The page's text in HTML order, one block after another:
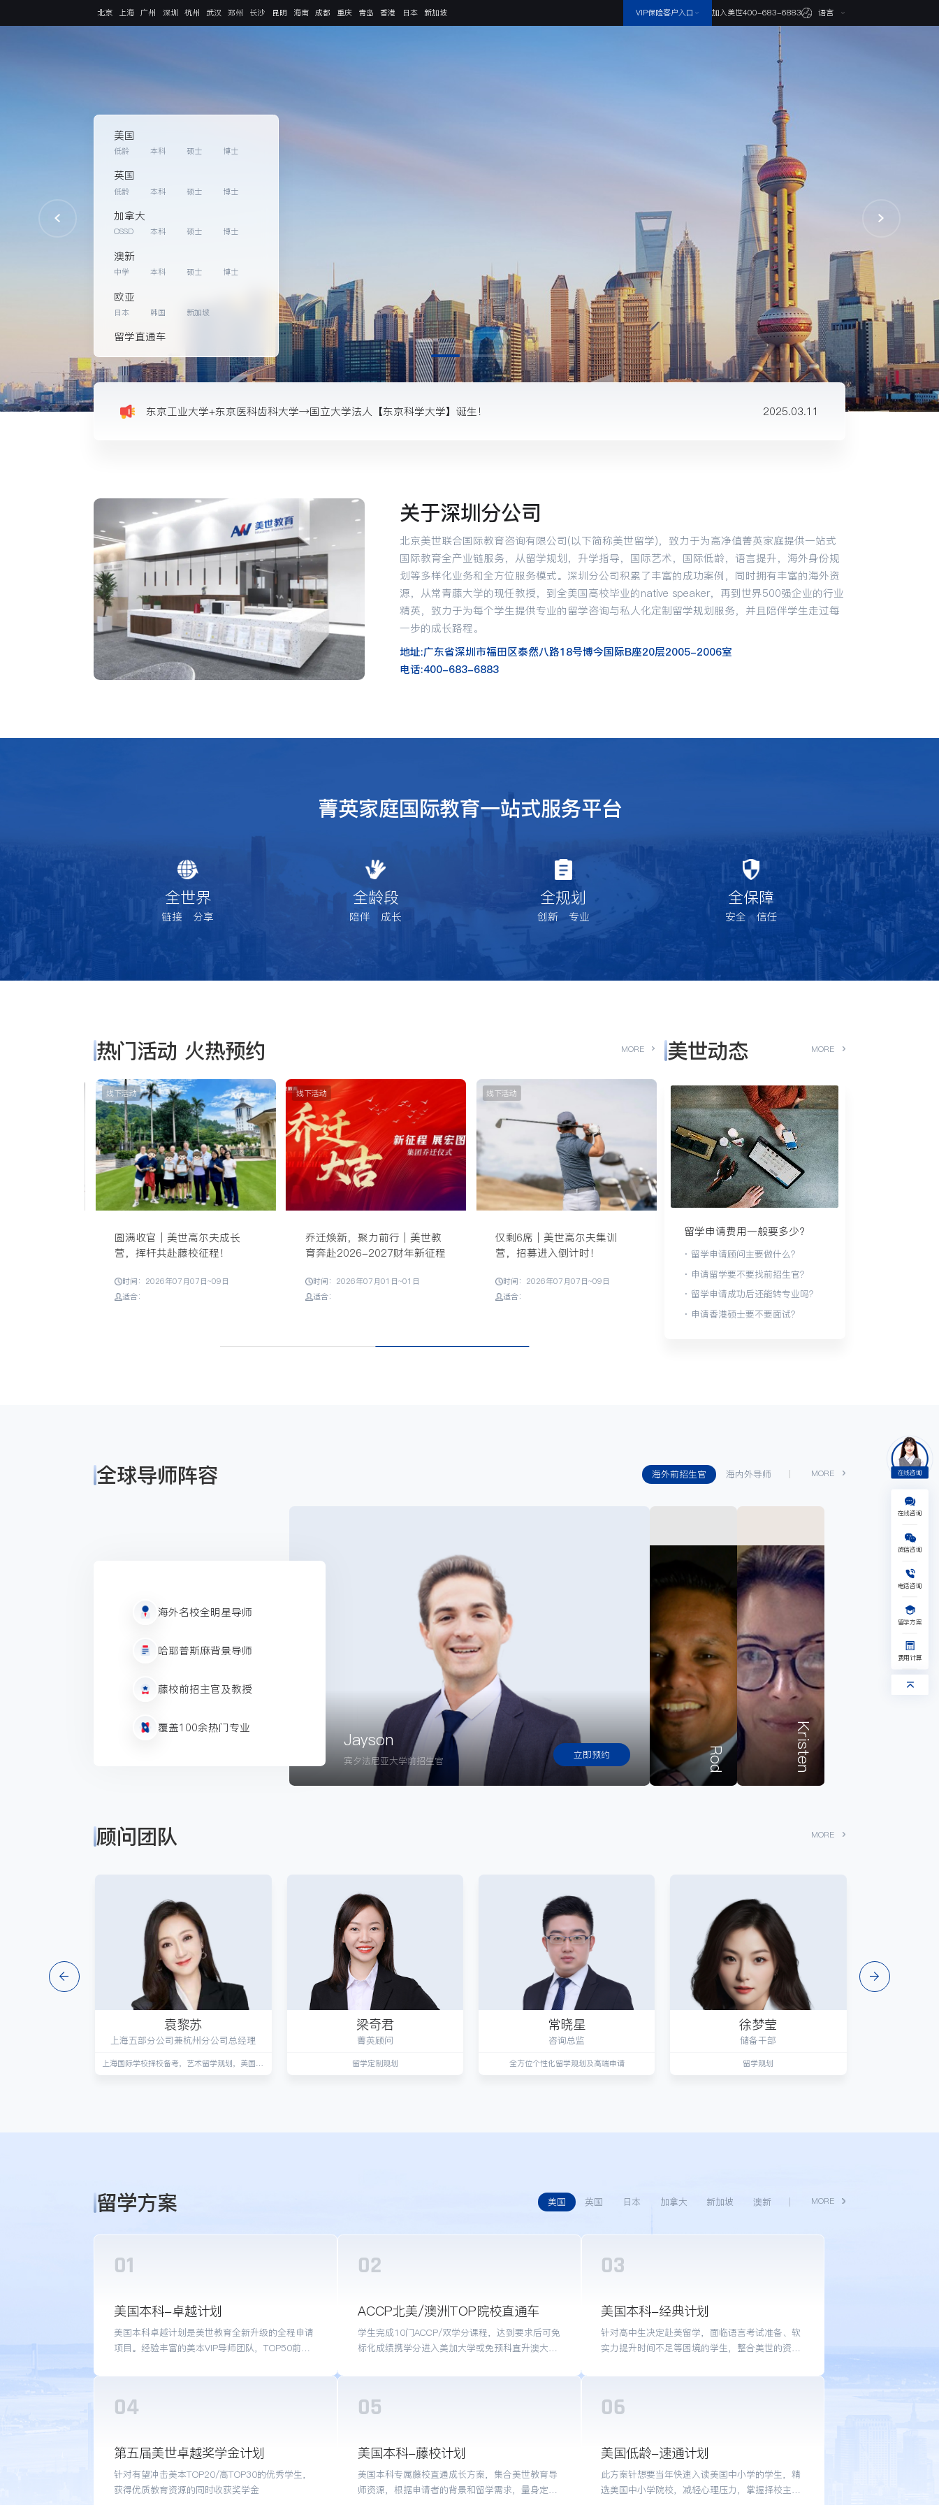
北京 上海 广州 深圳 杭州 武汉 郑州 长沙 昆明 海南 成都 重庆 青岛 香港 日本 新加坡 VIP保险客户入口 加入美世400-683-6883 语言
美国
低龄 本科 硕士 博士
英国
低龄 本科 硕士 博士
加拿大
OSSD 本科 硕士 博士
澳新
中学 本科 硕士 博士
欧亚
日本 韩国 新加坡
留学直通车托福、GRE家考要求更新，持身份证就可报考，全天24小时可选！ 2025.03.17
惨！中考646分准备失学…美世2022国际学校招生会，为孩子拼一个未来！ 2025.03.17
东京工业大学+东京医科齿科大学→国立大学法人【东京科学大学】诞生！ 2025.03.11
哪些美国名校11月1日申请截止？把握住最好时机，“早早下车”！
托福、GRE家考要求更新，持身份证就可报考，全天24小时可选！ 2025.03.17
惨！中考646分准备失学…美世2022国际学校招生会，为孩子拼一个未来！ 2025.03.17
关于深圳分公司
北京美世联合国际教育咨询有限公司(以下简称美世留学)，致力于为高净值菁英家庭提供一站式
国际教育全产业链服务，从留学规划，升学指导，国际艺术，国际低龄，语言提升，海外身份规
划等多样化业务和全方位服务模式。深圳分公司积累了丰富的成功案例，同时拥有丰富的海外资
源，从常青藤大学的现任教授，到全美国高校毕业的native speaker，再到世界500强企业的行业
精英，致力于为每个学生提供专业的留学咨询与私人化定制留学规划服务，并且陪伴学生走过每
一步的成长路程。
地址:广东省深圳市福田区泰然八路18号博今国际B座20层2005-2006室
电话:400-683-6883
菁英家庭国际教育一站式服务平台
全世界
链接 分享
全龄段
陪伴 成长
全规划
创新 专业
全保障
安全 信任
热门活动 火热预约 MORE
线下活动
圆满收官｜美世高尔夫成长
营，挥杆共赴藤校征程！
时间：2026年07月07日~09日
适合：
线下活动
乔迁焕新，聚力前行｜美世教
育奔赴2026-2027财年新征程
时间：2026年07月01日~01日
适合：
线下活动
仅剩6席｜美世高尔夫集训
营，招募进入倒计时！
时间：2026年07月07日~09日
适合：
美世动态 MORE
留学申请费用一般要多少？
· 留学申请顾问主要做什么？
· 申请留学要不要找前招生官？
· 留学申请成功后还能转专业吗？
· 申请香港硕士要不要面试？
全球导师阵容 MORE
海外前招生官 海内外导师
海外名校全明星导师
哈耶普斯麻背景导师
藤校前招主官及教授
覆盖100余热门专业
Jayson
宾夕法尼亚大学前招生官 立即预约 Rod Kristen
顾问团队 MORE
袁黎苏
上海五部分公司兼杭州分公司总经理
上海国际学校择校备考，艺术留学规划，美国英国高端低龄规划师，背景提升规划，协助申请到美国常春藤院校
梁奇君
菁英顾问
留学定制规划
常晓星
咨询总监
全方位个性化留学规划及高端申请
徐梦莹
储备干部
留学规划
留学方案 MORE
美国 英国 日本 加拿大 新加坡 澳新
01
美国本科-卓越计划
美国本科卓越计划是美世教育全新升级的全程申请
项目。经验丰富的美本VIP导师团队，TOP50前招
产品亮点：VIP导师团队+TOP50前招生官沟通+外籍文书官
全套文书润色+个性化背提+可多国联申
02
ACCP北美/澳洲TOP院校直通车
学生完成10门ACCP/双学分课程，达到要求后可免
标化成绩携学分进入美加大学或免预科直升澳大利
适合人群：初三~高三，各阶段学生
产品亮点：免标化成绩双学分直接入读美加大二，或免预科
直接入读澳洲大一
03
美国本科-经典计划
针对高中生决定赴美留学，面临语言考试准备、软
实力提升时间不足等困境的学生，整合美世的资
04
第五届美世卓越奖学金计划
针对有望冲击美本TOP20/高TOP30的优秀学生，
获得优质教育资源的同时收获奖学金
产品亮点：硬核教育团队，收获卓越奖学金
05
美国本科-藤校计划
美国本科专属藤校直通成长方案，集合美世教育导
师资源，根据申请者的背景和留学需求，量身定制
纯正藤校招生选校基因
06
美国低龄-速通计划
此方案针想要当年快速入读美国中小学的学生，精
选美国中小学院校，减轻心理压力，掌握择校主动
在线咨询
在线咨询
加拿大 新加坡 艺术
微信咨询
1V1留学规划
免费水平测试 电话咨询
提交，给您回电
我已阅读并同意《隐私保护协议》
留学方案
获取验证码
提交，给您回电
我已阅读并同意《隐私保护协议》
费用计算